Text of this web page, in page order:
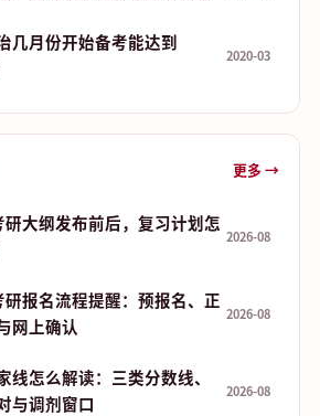
几月份开始备考能达到
2020-03
更多 →
大纲发布前后，复习计划怎
2026-08
报名流程提醒：预报名、正
网上确认
2026-08
线怎么解读：三类分数线、
与调剂窗口
2026-08